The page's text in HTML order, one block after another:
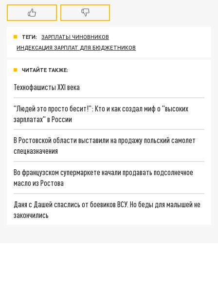
ТЕГИ:
ЗАРПЛАТЫ ЧИНОВНИКОВ
ИНДЕКСАЦИЯ ЗАРПЛАТ ДЛЯ БЮДЖЕТНИКОВ
ЧИТАЙТЕ ТАКЖЕ:
Технофашисты XXI века
"Людей это просто бесит!": Кто и как создал миф о "высоких
зарплатах" в России
В Ростовской области выставили на продажу польский самолет
спецназначения
Во французском супермаркете начали продавать подсолнечное
масло из Ростова
Даня с Дашей спаслись от боевиков ВСУ. Но беды для малышей не
закончились